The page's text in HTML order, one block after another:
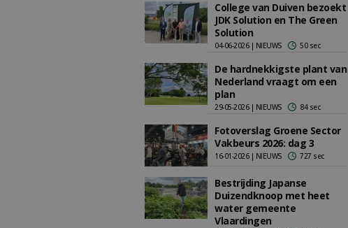
College van Duiven bezoekt
JDK Solution en The Green
Solution
04-06-2026 | NIEUWS 50 sec
De hardnekkigste plant van
Nederland vraagt om een
plan
29-05-2026 | NIEUWS 84 sec
Fotoverslag Groene Sector
Vakbeurs 2026: dag 3
16-01-2026 | NIEUWS 727 sec
Bestrijding Japanse
Duizendknoop met heet
water gemeente
Vlaardingen